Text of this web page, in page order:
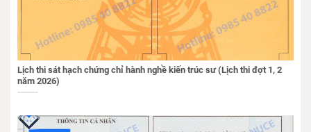
Lịch thi sát hạch chứng chỉ hành nghề kiến trúc sư (Lịch thi đợt 1, 2
năm 2026)